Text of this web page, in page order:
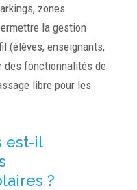
zones
la gestion
(élèves, enseignants,
des fonctionnalités de
libre pour les
est-il
?